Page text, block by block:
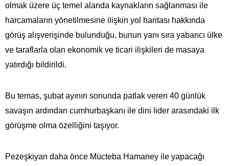
olmak üzere üç temel alanda kaynakların sağlanması ile
harcamaların yönetilmesine ilişkin yol haritası hakkında
görüş alışverişinde bulunduğu, bunun yanı sıra yabancı ülke
ve taraflarla olan ekonomik ve ticari ilişkileri de masaya
yatırdığı bildirildi.
Bu temas, şubat ayının sonunda patlak veren 40 günlük
savaşın ardından cumhurbaşkanı ile dini lider arasındaki ilk
görüşme olma özelliğini taşıyor.
Pezeşkiyan daha önce Mücteba Hamaney ile yapacağı